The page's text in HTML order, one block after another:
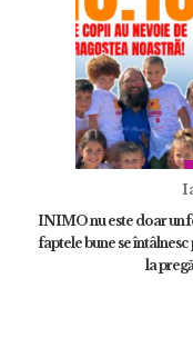
INIMO nu este doar un
faptele bune se
la